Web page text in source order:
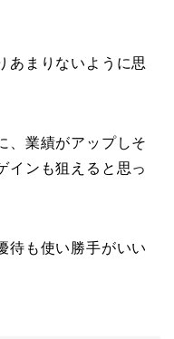
あまりないように思
、業績がアップしそ
インも狙えると思っ
待も使い勝手がいい